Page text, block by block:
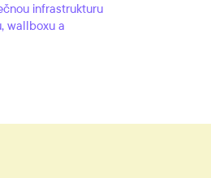
infrastrukturu
wallboxu a